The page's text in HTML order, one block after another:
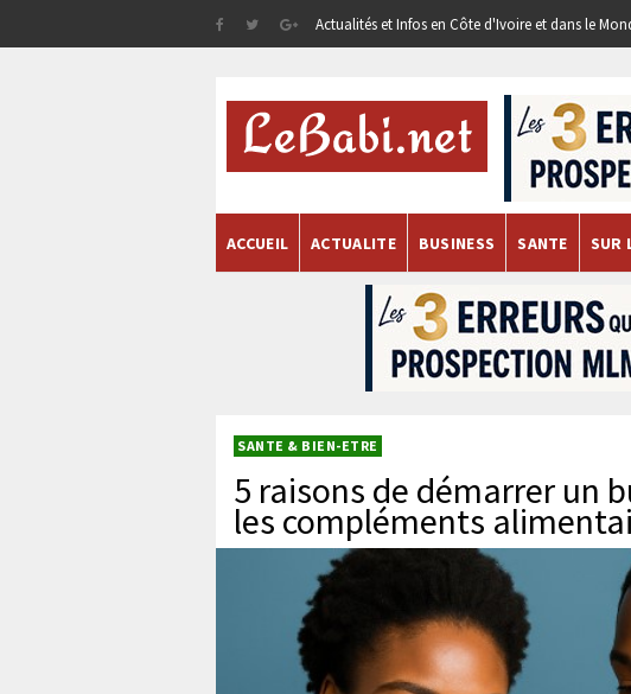
Actualités et Infos en Côte d'Ivoire et dans le
ACCUEIL ACTUALITE BUSINESS SANTE SUR
SANTE & BIEN-ETRE
5 raisons de démarrer un
les compléments